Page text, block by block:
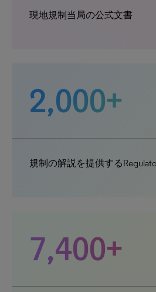
現地規制当局の公式文書
2,000+
規制の解説を提供する
7,400+